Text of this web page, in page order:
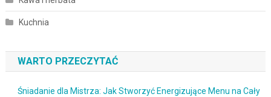
Kuchnia
WARTO PRZECZYTAĆ
Śniadanie dla Mistrza: Jak Stworzyć Energizujące Menu na Cały